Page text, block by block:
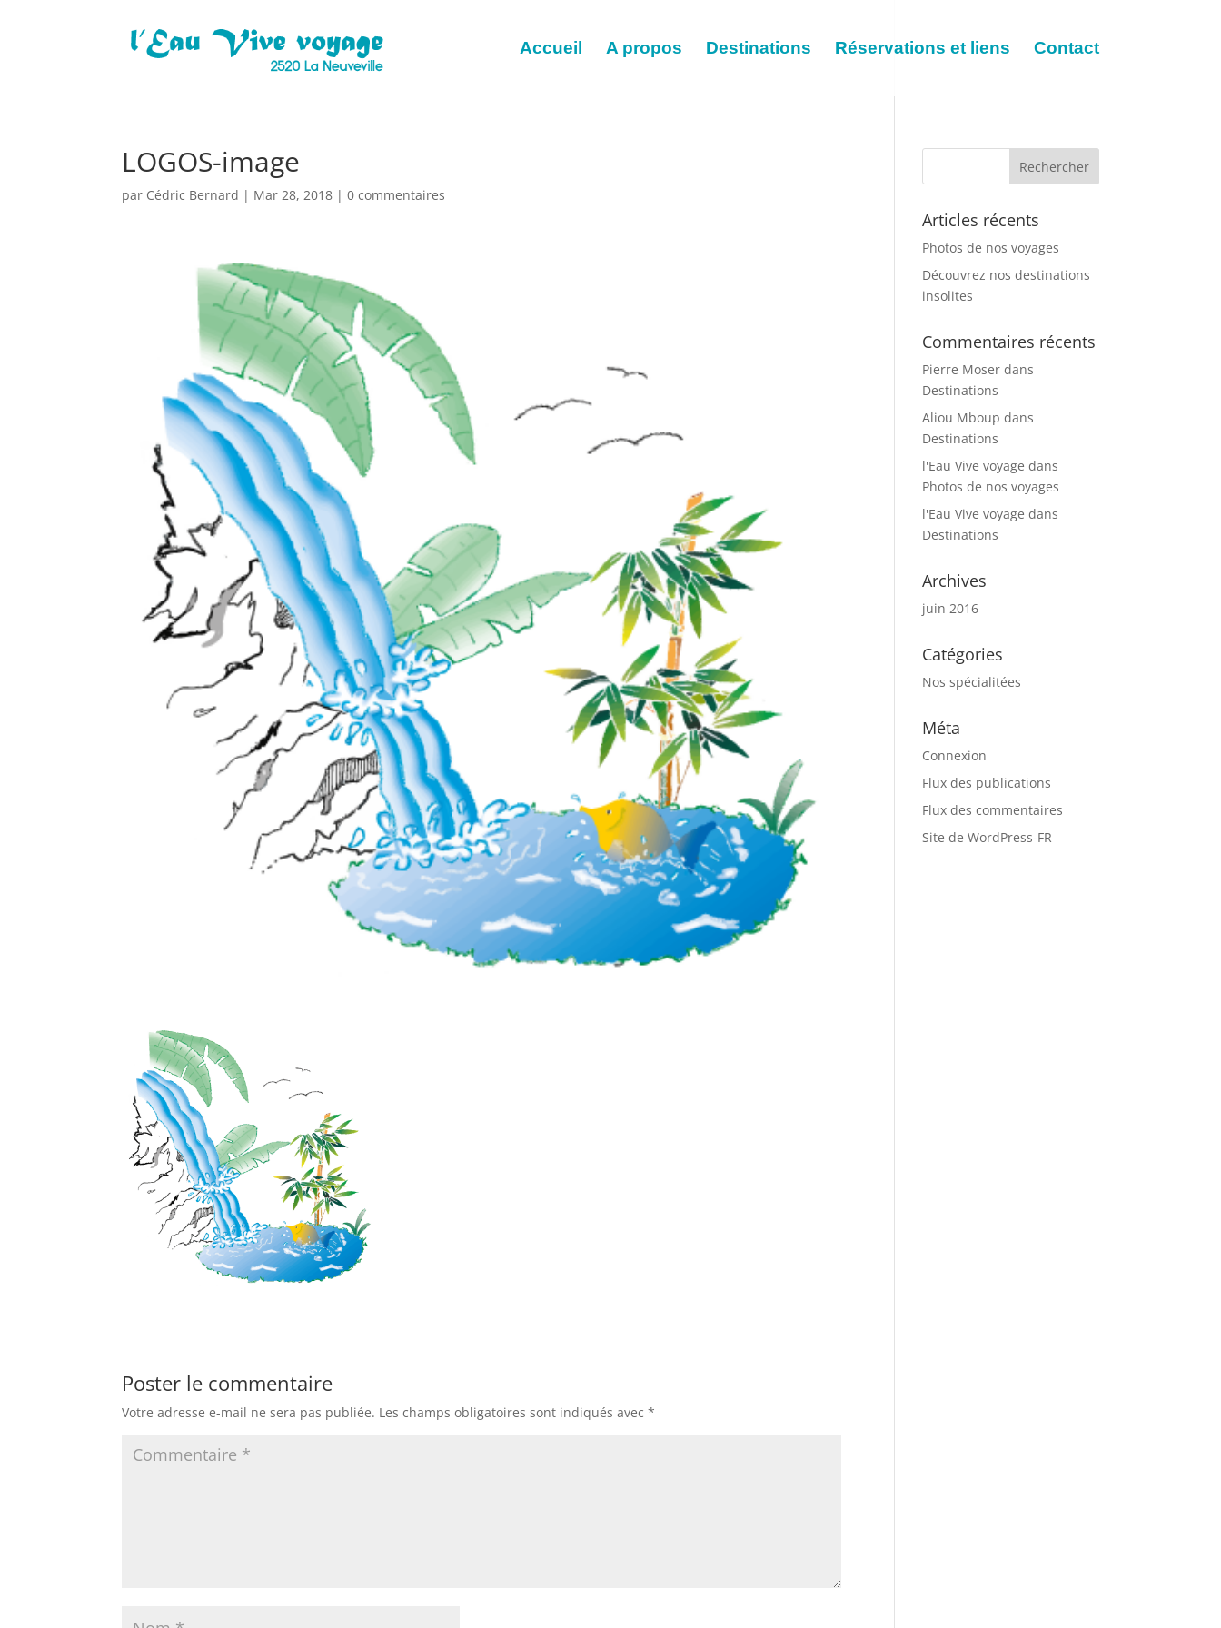
Accueil A propos Destinations Réservations et liens Contact
LOGOS-image
par Cédric Bernard | Mar 28, 2018 |0 commentaires
Poster le commentaire
Votre adresse e-mail ne sera pas publiée. Les champs obligatoires sont indiqués avec*
Articles récents
Photos de nos voyages
Découvrez nos destinations
insolites
Commentaires récents
Pierre Moser dans
Destinations
Aliou Mboup dans
Destinations
l'Eau Vive voyage dans
Photos de nos voyages
l'Eau Vive voyage dans
Destinations
Archives
juin 2016
Catégories
Nos spécialitées
Méta
Connexion
Flux des publications
Flux des commentaires
Site de WordPress-FR